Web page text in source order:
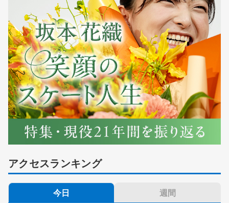
アクセスランキング
今日 週間